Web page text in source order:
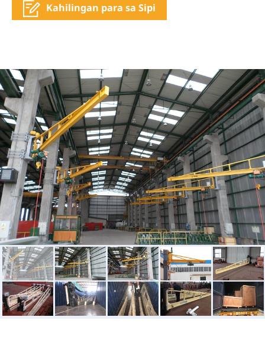
Kahilingan para sa Sipi